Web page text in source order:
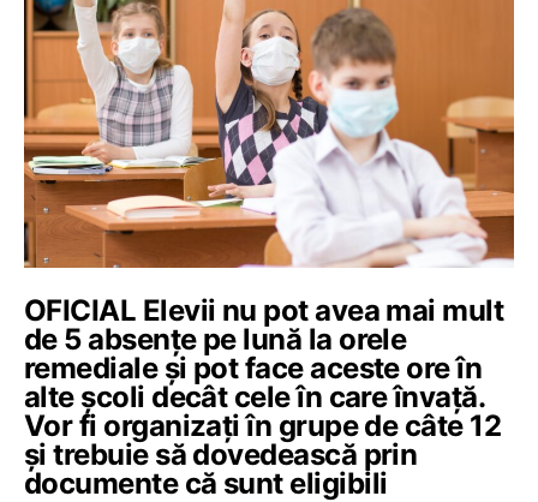
OFICIAL Elevii nu pot avea mai mult
de 5 absențe pe lună la orele
remediale și pot face aceste ore în
alte școli decât cele în care învață.
Vor fi organizați în grupe de câte 12
și trebuie să dovedească prin
documente că sunt eligibili